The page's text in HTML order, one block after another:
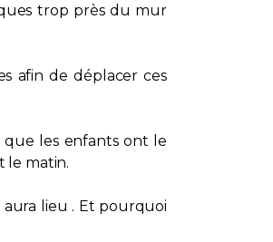
trop près du mur
afin de déplacer ces
que les enfants ont le
le matin.
lieu . Et pourquoi